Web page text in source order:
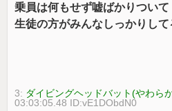
乗員は何もせず嘘ばかりついて
生徒の方がみんなしっかりし
3: ダイビングヘッドバット(やわら
03:03:05.48 ID:vE1DObdN0